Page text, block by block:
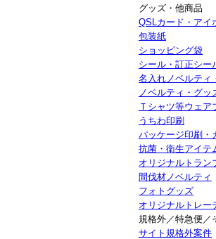
グッズ・他商品
QSLカード・アイ
包装紙
ショッピング袋
シール・訂正シー
名入れノベルティ
ノベルティ・グッ
Ｔシャツ等ウェア
うちわ印刷
パッケージ印刷・
抗菌・衛生アイテ
オリジナルトラン
間伐材ノベルティ
フォトグッズ
オリジナルトレー
規格外／特急便／
サイト規格外案件